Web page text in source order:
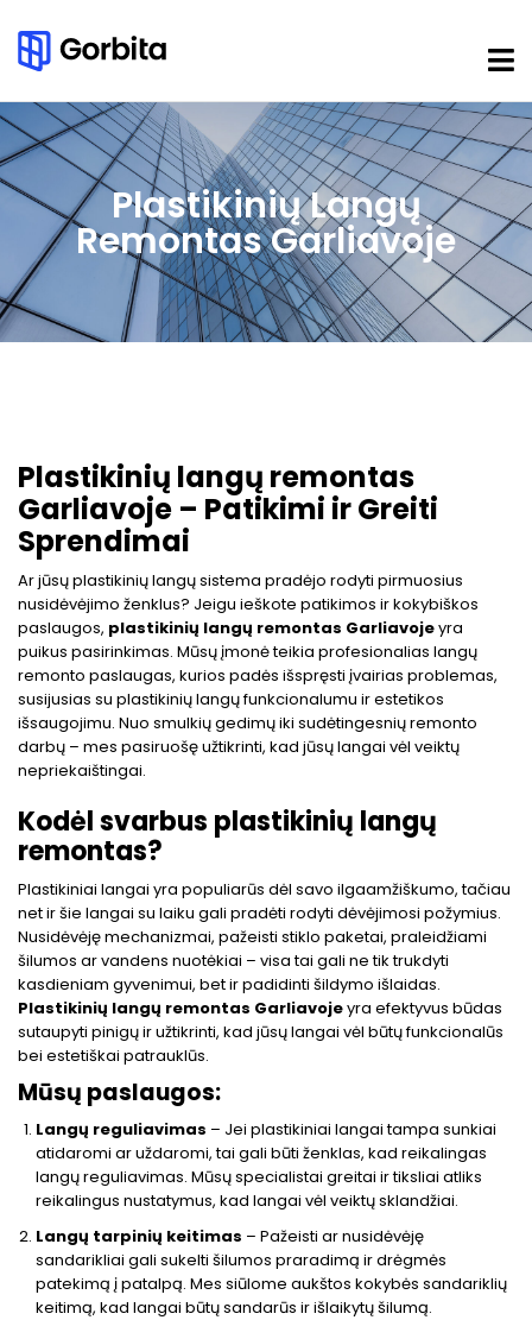
Plastikinių Langų
Remontas Garliavoje
Plastikinių langų remontas
Garliavoje – Patikimi ir Greiti
Sprendimai
Ar jūsų plastikinių langų sistema pradėjo rodyti pirmuosius
nusidėvėjimo ženklus? Jeigu ieškote patikimos ir kokybiškos
paslaugos, plastikinių langų remontas Garliavojeyra
puikus pasirinkimas. Mūsų įmonė teikia profesionalias langų
remonto paslaugas, kurios padės išspręsti įvairias problemas,
susijusias su plastikinių langų funkcionalumu ir estetikos
išsaugojimu. Nuo smulkių gedimų iki sudėtingesnių remonto
darbų – mes pasiruošę užtikrinti, kad jūsų langai vėl veiktų
nepriekaištingai.
Kodėl svarbus plastikinių langų
remontas?
Plastikiniai langai yra populiarūs dėl savo ilgaamžiškumo, tačiau
net ir šie langai su laiku gali pradėti rodyti dėvėjimosi požymius.
Nusidėvėję mechanizmai, pažeisti stiklo paketai, praleidžiami
šilumos ar vandens nuotėkiai – visa tai gali ne tik trukdyti
kasdieniam gyvenimui, bet ir padidinti šildymo išlaidas.
Plastikinių langų remontas Garliavojeyra efektyvus būdas
sutaupyti pinigų ir užtikrinti, kad jūsų langai vėl būtų funkcionalūs
bei estetiškai patrauklūs.
Mūsų paslaugos:
Langų reguliavimas – Jei plastikiniai langai tampa sunkiai
atidaromi ar uždaromi, tai gali būti ženklas, kad reikalingas
langų reguliavimas. Mūsų specialistai greitai ir tiksliai atliks
reikalingus nustatymus, kad langai vėl veiktų sklandžiai.
Langų tarpinių keitimas – Pažeisti ar nusidėvėję
sandarikliai gali sukelti šilumos praradimą ir drėgmės
patekimą į patalpą. Mes siūlome aukštos kokybės sandariklių
keitimą, kad langai būtų sandarūs ir išlaikytų šilumą.